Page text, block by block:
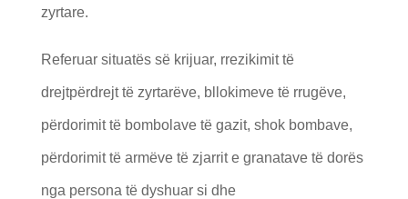
zyrtare.
Referuar situatës së krijuar, rrezikimit të
drejtpërdrejt të zyrtarëve, bllokimeve të rrugëve,
përdorimit të bombolave të gazit, shok bombave,
përdorimit të armëve të zjarrit e granatave të dorës
nga persona të dyshuar si dhe